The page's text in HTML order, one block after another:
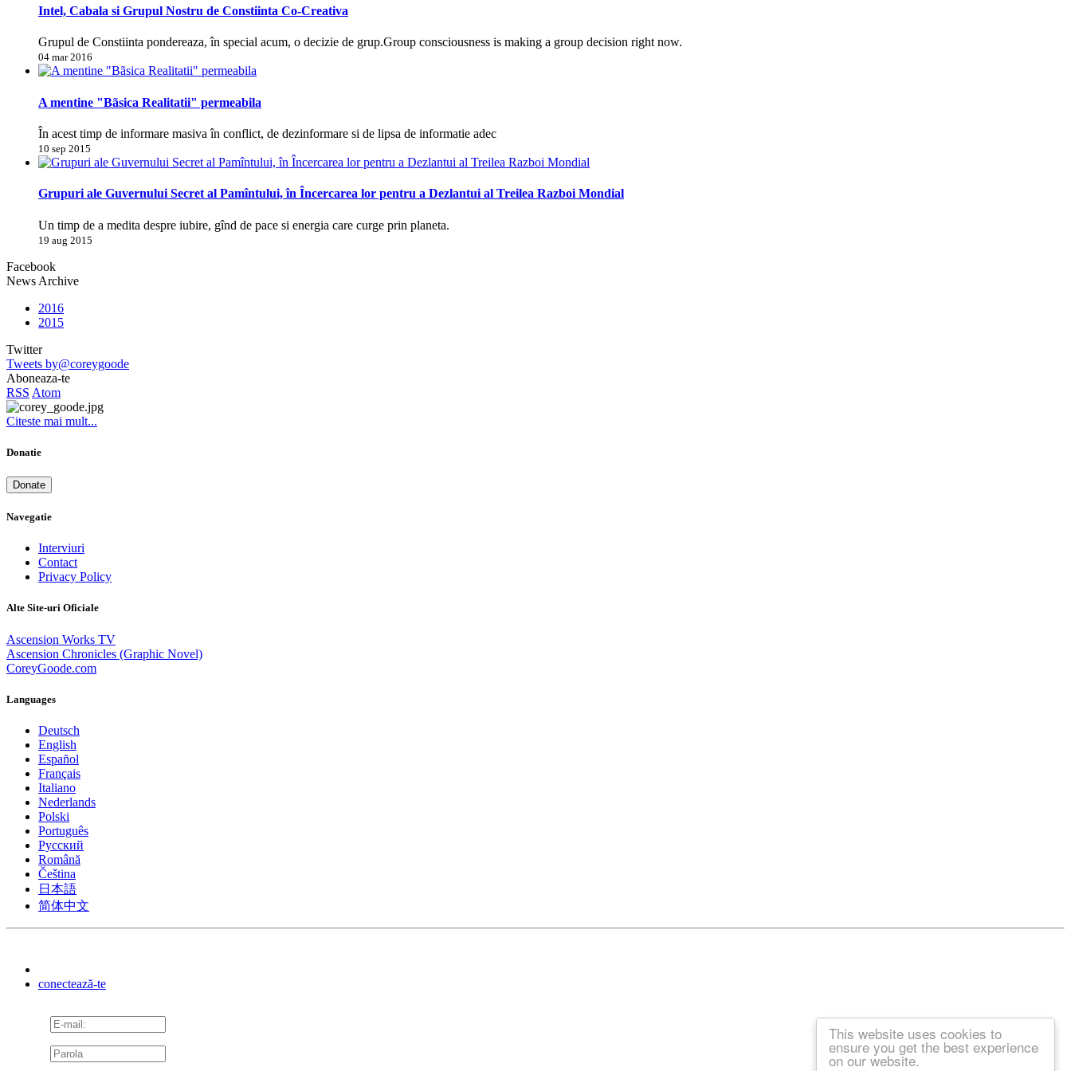
This website uses cookies to
ensure you get the best experience
on our website.
Intel, Cabala si Grupul Nostru de Constiinta Co-Creativa
Grupul de Constiinta pondereaza, în special acum, o decizie de grup.Group consciousness is making a group decision right now.
04 mar 2016
A mentine "Bãsica Realitatii" permeabila
În acest timp de informare masiva în conflict, de dezinformare si de lipsa de informatie adec
10 sep 2015
Grupuri ale Guvernului Secret al Pamîntului, în Încercarea lor pentru a Dezlantui al Treilea Razboi Mondial
Un timp de a medita despre iubire, gînd de pace si energia care curge prin planeta.
19 aug 2015
Facebook
News Archive
2016
2015
Twitter
Tweets by@coreygoode
Aboneaza-te
RSS Atom
Citeste mai mult...
Donatie
Donate
Navegatie
Interviuri
Contact
Privacy Policy
Alte Site-uri Oficiale
Ascension Works TV
Ascension Chronicles (Graphic Novel)
CoreyGoode.com
Languages
Deutsch
English
Español
Français
Italiano
Nederlands
Polski
Português
Pусский
Română
Čeština
日本語
简体中文
conectează-te